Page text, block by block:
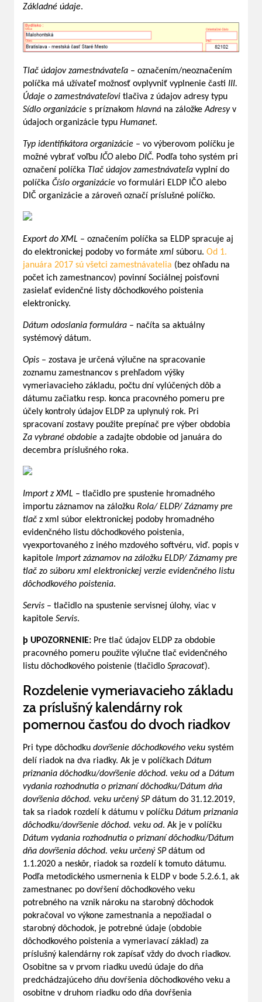
Základné údaje.
Tlač údajov zamestnávateľa – označením/neoznačením
políčka má užívateľ možnosť ovplyvniť vyplnenie časti III.
Údaje o zamestnávateľovi tlačiva z údajov adresy typu
Sídlo organizácie s príznakom hlavná na záložkeAdresyv
údajoch organizácie typu Humanet.
Typ identifikátora organizácie – vo výberovom políčku je
možné vybrať voľbu IČOalebo DIČ. Podľa toho systém pri
označení políčka Tlač údajov zamestnávateľa vyplní do
políčka Číslo organizácie vo formulári ELDP IČO alebo
DIČ organizácie a zároveň označí príslušné políčko.
Export do XML – označením políčka sa ELDP spracuje aj
do elektronickej podoby vo formátexml súboru. Od 1.
januára 2017 sú všetci zamestnávatelia (bez ohľadu na
počet ich zamestnancov) povinní Sociálnej poisťovni
zasielať evidenčné listy dôchodkového poistenia
elektronicky.
Dátum odoslania formulára – načíta sa aktuálny
systémový dátum.
Opis – zostava je určená výlučne na spracovanie
zoznamu zamestnancov s prehľadom výšky
vymeriavacieho základu, počtu dní vylúčených dôb a
dátumu začiatku resp. konca pracovného pomeru pre
účely kontroly údajov ELDP za uplynulý rok. Pri
spracovaní zostavy použite prepínač pre výber obdobia
Za vybrané obdobie a zadajte obdobie od januára do
decembra príslušného roka.
Import z XML – tlačidlo pre spustenie hromadného
importu záznamov na záložku Rola/ ELDP/ Záznamy pre
tlač z xml súbor elektronickej podoby hromadného
evidenčného listu dôchodkového poistenia,
vyexportovaného z iného mzdového softvéru, viď. popis v
kapitole Import záznamov na záložku ELDP/ Záznamy pre
tlač zo súboru xml elektronickej verzie evidenčného listu
dôchodkového poistenia.
Servis – tlačidlo na spustenie servisnej úlohy, viac v
kapitole Servis.
þ UPOZORNENIE: Pre tlač údajov ELDP za obdobie
pracovného pomeru použite výlučne tlač evidenčného
listu dôchodkového poistenie (tlačidlo Spracovať).
Rozdelenie vymeriavacieho základu
za príslušný kalendárny rok
pomernou časťou do dvoch riadkov
Pri type dôchodku dovŕšenie dôchodkového veku systém
delí riadok na dva riadky. Ak je v políčkach Dátum
priznania dôchodku/dovŕšenie dôchod. veku od a Dátum
vydania rozhodnutia o priznaní dôchodku/Dátum dňa
dovŕšenia dôchod. veku určený SPdátum do 31.12.2019,
tak sa riadok rozdelí k dátumu v políčku Dátum priznania
dôchodku/dovŕšenie dôchod. veku od. Ak je v políčku
Dátum vydania rozhodnutia o priznaní dôchodku/Dátum
dňa dovŕšenia dôchod. veku určený SPdátum od
1.1.2020 a neskôr, riadok sa rozdelí k tomuto dátumu.
Podľa metodického usmernenia k ELDP v bode 5.2.6.1, ak
zamestnanec po dovŕšení dôchodkového veku
potrebného na vznik nároku na starobný dôchodok
pokračoval vo výkone zamestnania a nepožiadal o
starobný dôchodok, je potrebné údaje (obdobie
dôchodkového poistenia a vymeriavací základ) za
príslušný kalendárny rok zapísať vždy do dvoch riadkov.
Osobitne sa v prvom riadku uvedú údaje do dňa
predchádzajúceho dňu dovŕšenia dôchodkového veku a
osobitne v druhom riadku odo dňa dovŕšenia